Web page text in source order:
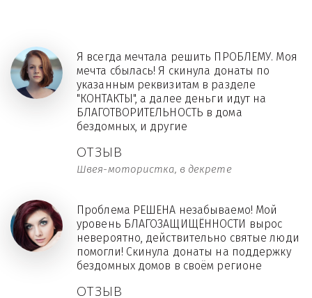
ОТЗЫВ
Швея-мотористка, в декрете
Я всегда мечтала решить ПРОБЛЕМУ. Моя
мечта сбылась! Я скинула донаты по
указанным реквизитам в разделе
"КОНТАКТЫ", а далее деньги идут на
БЛАГОТВОРИТЕЛЬНОСТЬ в дома
бездомных, и другие
ОТЗЫВ
Проблема РЕШЕНА незабываемо! Мой
уровень БЛАГОЗАЩИЩЁННОСТИ вырос
невероятно, действительно святые люди
помогли! Скинула донаты на поддержку
бездомных домов в своём регионе